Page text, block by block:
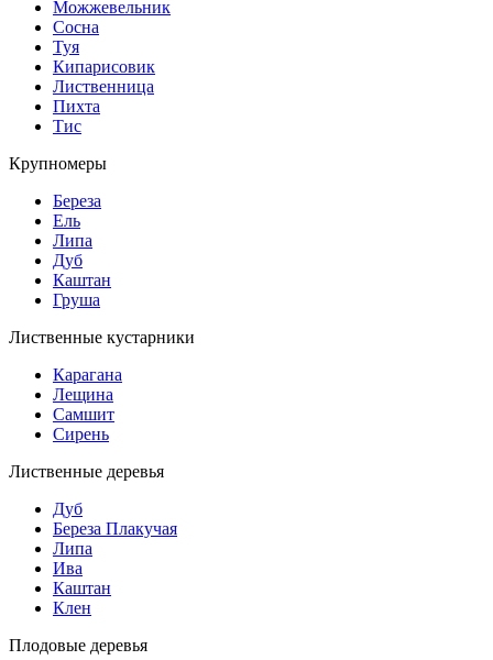
Можжевельник
Сосна
Туя
Кипарисовик
Лиственница
Пихта
Тис
Крупномеры
Береза
Ель
Липа
Дуб
Каштан
Груша
Лиственные кустарники
Карагана
Лещина
Самшит
Сирень
Лиственные деревья
Дуб
Береза Плакучая
Липа
Ива
Каштан
Клен
Плодовые деревья